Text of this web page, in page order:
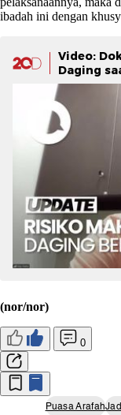
ibadah ini dengan
Video:
Daging
(nor/nor)
0
Puasa Arafah